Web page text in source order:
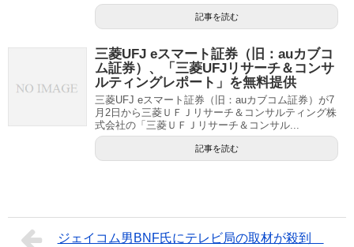
記事を読む
三菱UFJ eスマート証券（旧：auカブコ
ム証券）、「三菱UFJリサーチ＆コンサ
ルティングレポート」を無料提供
三菱UFJ eスマート証券（旧：auカブコム証券）が7
月2日から三菱ＵＦＪリサーチ＆コンサルティング株
式会社の「三菱ＵＦＪリサーチ＆コンサル...
記事を読む
ジェイコム男BNF氏にテレビ局の取材が殺到